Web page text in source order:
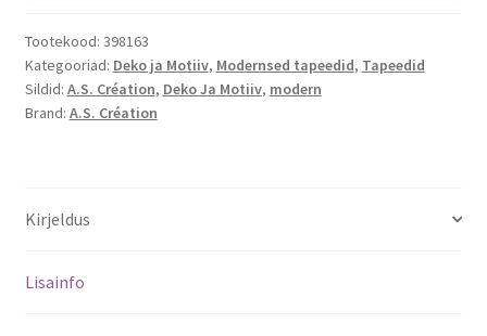
Tootekood: 398163
Kategooriad: Deko ja Motiiv, Modernsed tapeedid, Tapeedid
Sildid: A.S. Création, Deko Ja Motiiv, modern
Brand: A.S. Création
Kirjeldus
Lisainfo